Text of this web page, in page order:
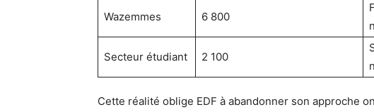
Wazemmes 6 800
Secteur étudiant 2 100
Cette réalité oblige EDF à abandonner son approche